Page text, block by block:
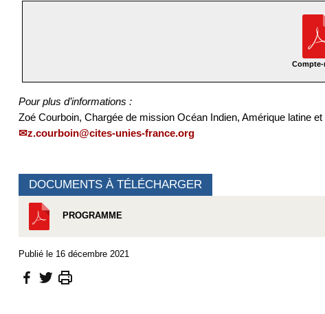
Compte-
Pour plus d’informations :
Zoé Courboin, Chargée de mission Océan Indien, Amérique latine
z.courboin@cites-unies-france.org
DOCUMENTS À TÉLÉCHARGER
PROGRAMME
Publié le 16 décembre 2021